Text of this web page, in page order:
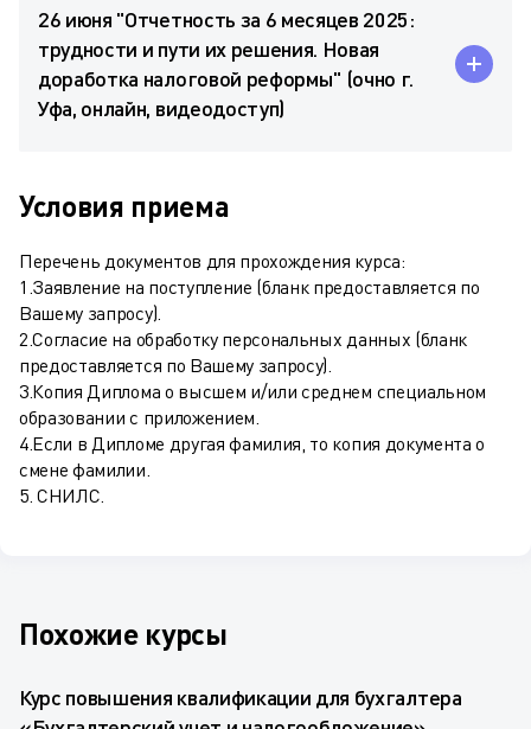
26 июня "Отчетность за 6 месяцев 2025:
трудности и пути их решения. Новая
доработка налоговой реформы" (очно г.
Уфа, онлайн, видеодоступ)
Условия приема
Перечень документов для прохождения курса:
1.Заявление на поступление (бланк предоставляется по
Вашему запросу).
2.Согласие на обработку персональных данных (бланк
предоставляется по Вашему запросу).
3.Копия Диплома о высшем и/или среднем специальном
образовании с приложением.
4.Если в Дипломе другая фамилия, то копия документа о
смене фамилии.
5. СНИЛС.
Похожие курсы
Курс повышения квалификации для бухгалтера